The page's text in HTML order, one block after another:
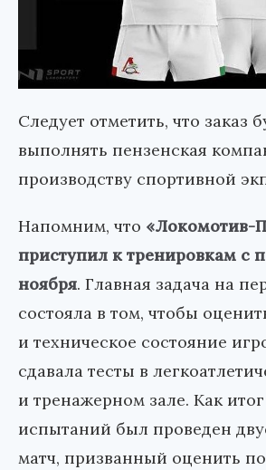
Следует отметить, что заказ
выполнять пензенская
производству спортивной
Напомним, что «Локомотив-
приступил к тренировкам с
ноября. Главная задача на
состояла в том, чтобы
и техническое состояние
сдавала тесты в
и тренажерном зале. Как
испытаний был проведен
матч, призванный оценить